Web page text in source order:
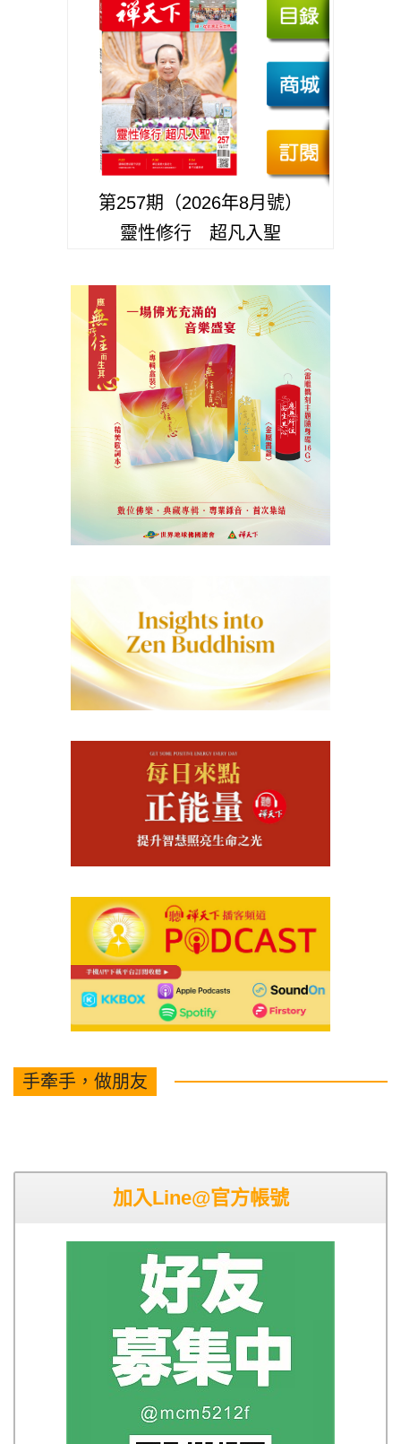
第257期（2026年8月號）
靈性修行 超凡入聖
手牽手，做朋友
加入Line@官方帳號